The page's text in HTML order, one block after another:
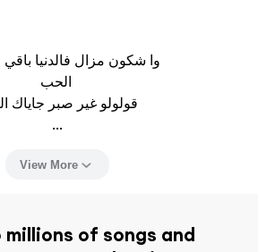
الحب
قولولو غير صبر جاياك
...
View More
of songs and